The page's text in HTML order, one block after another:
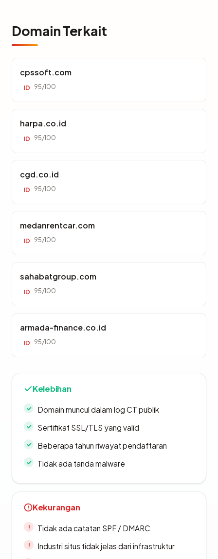
Domain Terkait
cpssoft.com
ID 95/100
harpa.co.id
ID 95/100
cgd.co.id
ID 95/100
medanrentcar.com
ID 95/100
sahabatgroup.com
ID 95/100
armada-finance.co.id
ID 95/100
Kelebihan
Domain muncul dalam log CT publik
Sertifikat SSL/TLS yang valid
Beberapa tahun riwayat pendaftaran
Tidak ada tanda malware
Kekurangan
Tidak ada catatan SPF / DMARC
Industri situs tidak jelas dari infrastruktur